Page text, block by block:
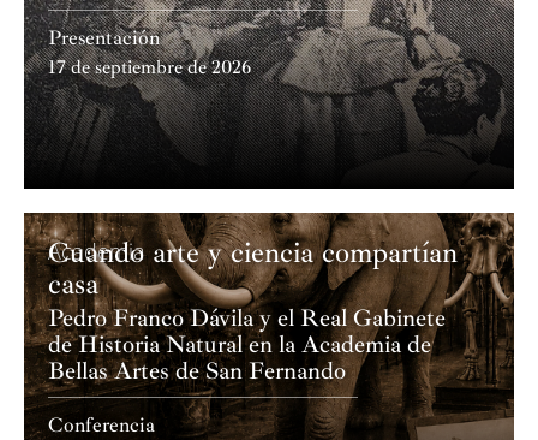
Presentación
17 de septiembre de 2026
Academia
Cuando arte y ciencia compartían
casa
Pedro Franco Dávila y el Real Gabinete
de Historia Natural en la Academia de
Bellas Artes de San Fernando
Conferencia